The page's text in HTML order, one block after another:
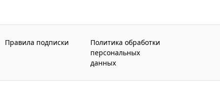
Правила подписки
Политика обработки
персональных
данных